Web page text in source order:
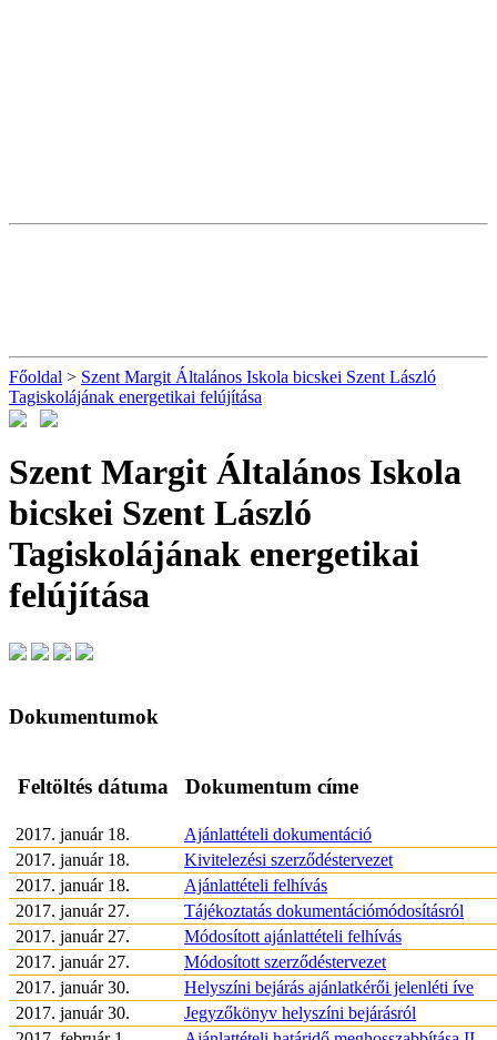
Főoldal > Szent Margit Általános Iskola bicskei Szent László
Tagiskolájának energetikai felújítása
Szent Margit Általános Iskola
bicskei Szent László
Tagiskolájának energetikai
felújítása
Dokumentumok
Feltöltés dátuma Dokumentum címe
2017. január 18.
Ajánlattételi dokumentáció
2017. január 18.
Kivitelezési szerződéstervezet
2017. január 18.
Ajánlattételi felhívás
2017. január 27.
Tájékoztatás dokumentációmódosításról
2017. január 27.
Módosított ajánlattételi felhívás
2017. január 27.
Módosított szerződéstervezet
2017. január 30.
Helyszíni bejárás ajánlatkérői jelenléti íve
2017. január 30.
Jegyzőkönyv helyszíni bejárásról